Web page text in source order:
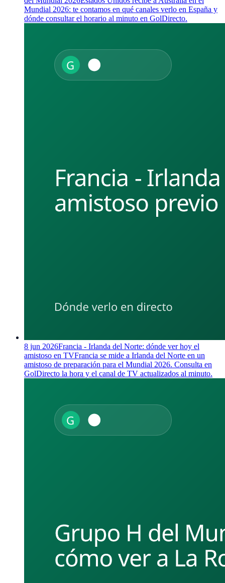
Mundial 2026: te contamos en qué canales verlo en España y
dónde consultar el horario al minuto en GolDirecto.
8 jun 2026Francia - Irlanda del Norte: dónde ver hoy el
amistoso en TVFrancia se mide a Irlanda del Norte en un
amistoso de preparación para el Mundial 2026. Consulta en
GolDirecto la hora y el canal de TV actualizados al minuto.